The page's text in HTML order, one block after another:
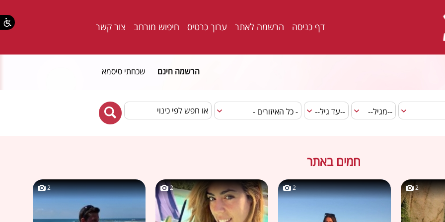
דף כניסה הרשמה לאתר ערוך כרטיס חיפוש מורחב צור קשר
הרשמה חינם שכחתי סיסמא
חמים באתר
2 2 2 2